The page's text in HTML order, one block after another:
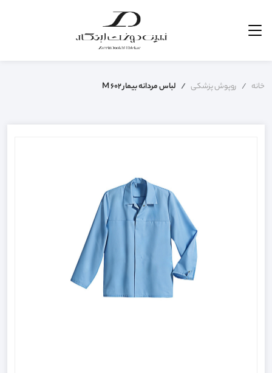
خانه روپوش پزشکی لباس مردانه بیمار M 602